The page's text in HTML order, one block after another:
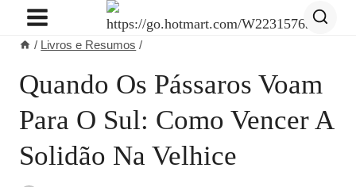
Pular
Conteúdo
/ Livros e Resumos /
Quando Os Pássaros Voam
Para O Sul: Como Vencer A
Solidão Na Velhice